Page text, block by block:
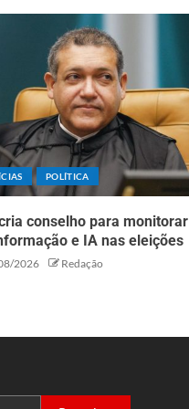
POLÍTICA
conselho para monitorar
e IA nas eleições
2026 Redação